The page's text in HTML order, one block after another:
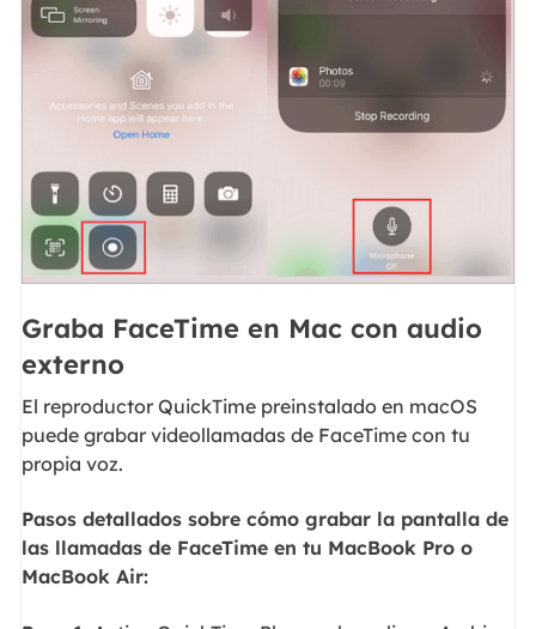
Graba FaceTime en Mac con audio
externo
El reproductor QuickTime preinstalado en macOS
puede grabar videollamadas de FaceTime con tu
propia voz.
Pasos detallados sobre cómo grabar la pantalla de
las llamadas de FaceTime en tu MacBook Pro o
MacBook Air: